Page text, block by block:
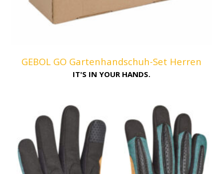
GEBOL GO Gartenhandschuh-Set Herren
IT'S IN YOUR HANDS.